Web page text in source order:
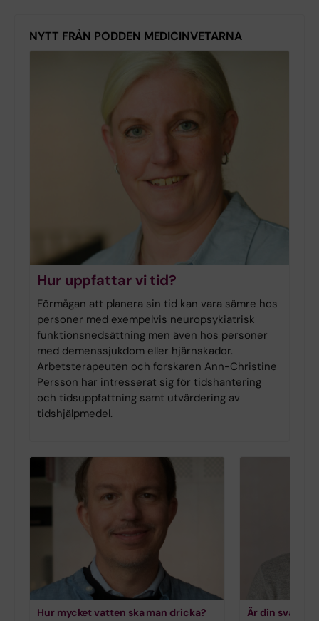
NYTT FRÅN PODDEN MEDICINVETARNA
Hur uppfattar vi tid?
Förmågan att planera sin tid kan vara sämre hos
personer med exempelvis neuropsykiatrisk
funktionsnedsättning men även hos personer
med demenssjukdom eller hjärnskador.
Arbetsterapeuten och forskaren Ann-Christine
Persson har intresserat sig för tidshantering
och tidsuppfattning samt utvärdering av
tidshjälpmedel.
Hur mycket vatten ska man dricka? Är din